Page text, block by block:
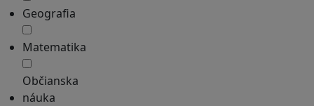
Geografia
Matematika
Občianska
náuka